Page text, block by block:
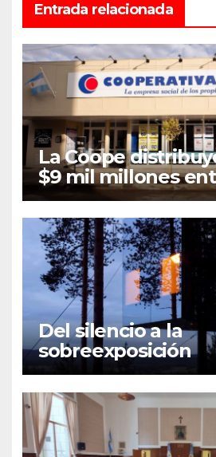
Entrada relacionada
La Coope
$9 mil millones
asociados en
Retorno e
Del silencio a la
sobreexposición